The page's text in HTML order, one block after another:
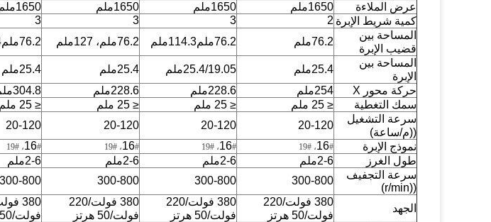
عرض الملاءة
1650ملم 1650ملم 1650ملم
1650ملم
كمية شريط الإبرة 2
3
3
3
المساحة بين
قضيب الإبرة
76.2ملم 76.2ملم114.3ملم 76.2ملم، 127ملم
76.2ملم152.4ملم
المساحة بين
الإبرة
25.4ملم 25.4/19.05ملم 25.4ملم
25.4ملم
حركة محور X
254ملم 228.6ملم 228.6ملم
304.8ملم
سمك التغطية
≤ 25 ملم ≤ 25 ملم ≤ 25 ملم
≤ 25 ملم
سرعة التشغيل
((م/ساعة)
20-120
20-120
20-120
20-120
نموذج الإبرة
16#، 19 #
16#، 19 #
16#، 19 #
16#، 19 #
طول الغرز 2-6ملم 2-6ملم 2-6ملم
2-6ملم
سرعة التجفيف
((r/min)
300-800
300-800
300-800
300-800
الجهد
380 فولت/220
فولت/50 هرتز
380 فولت/220
فولت/50 هرتز
380 فولت/220
فولت/50 هرتز
فولت/50 هرتز